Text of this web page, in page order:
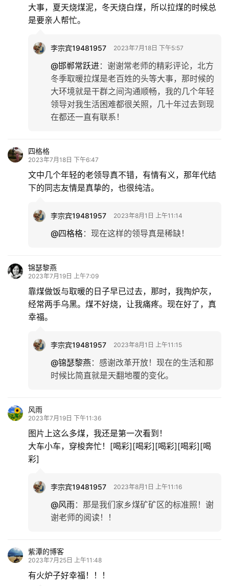
大事，夏天烧煤泥，冬天烧白煤，所以拉煤的时候总
是要亲人帮忙。
李宗宾19481957 2023年7月18日 下午5:57
@邯郸常跃进： 谢谢常老师的精彩评论，北方
冬季取暖拉煤是老百姓的头等大事，那时候的
大环境就是干群之间沟通顺畅，我的几个年轻
领导对我生活困难都很关照，几十年过去到现
在都还一直有联系！
四格格
2023年7月18日 下午6:47
文中几个年轻的老领导真不错，有情有义，那年代结
下的同志友情是真挚的，也很纯洁。
李宗宾19481957 2023年8月1日 上午11:14
@四格格： 现在这样的领导真是稀缺！
锦瑟黎燕
2023年7月19日 上午7:09
靠煤做饭与取暖的日子早已过去，那时，我掏炉灰，
经常两手乌黑。煤不好烧，让我痛疼。现在好了，真
幸福。
李宗宾19481957 2023年8月1日 上午11:15
@锦瑟黎燕： 感谢改革开放！现在的生活和那
时候比简直就是天翻地覆的变化。
风雨
2023年7月19日 下午11:36
图片上这么多煤，我还是第一次看到！
大车小车，穿梭奔忙！[喝彩][喝彩][喝彩][喝彩][喝
彩]
李宗宾19481957 2023年8月1日 上午11:16
@风雨： 那是我们家乡煤矿矿区的标准照！谢
谢老师的阅读！！
紫潭的博客
2023年7月25日 上午11:48
有火炉子好幸福！！！